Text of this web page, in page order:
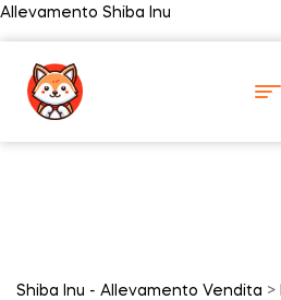
Allevamento Shiba Inu
Shiba Inu - Allevamento Vendita >